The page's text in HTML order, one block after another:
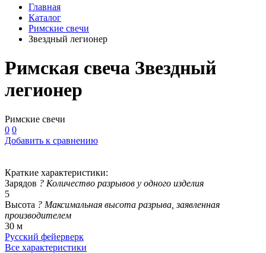
Главная
Каталог
Римские свечи
Звездный легионер
Римская свеча Звездный
легионер
Римские свечи
0 0
Добавить к сравнению
Краткие характеристики:
Зарядов ? Количество разрывов у одного изделия
5
Высота ? Максимальная высота разрыва, заявленная
производителем
30 м
Русский фейерверк
Все характеристики